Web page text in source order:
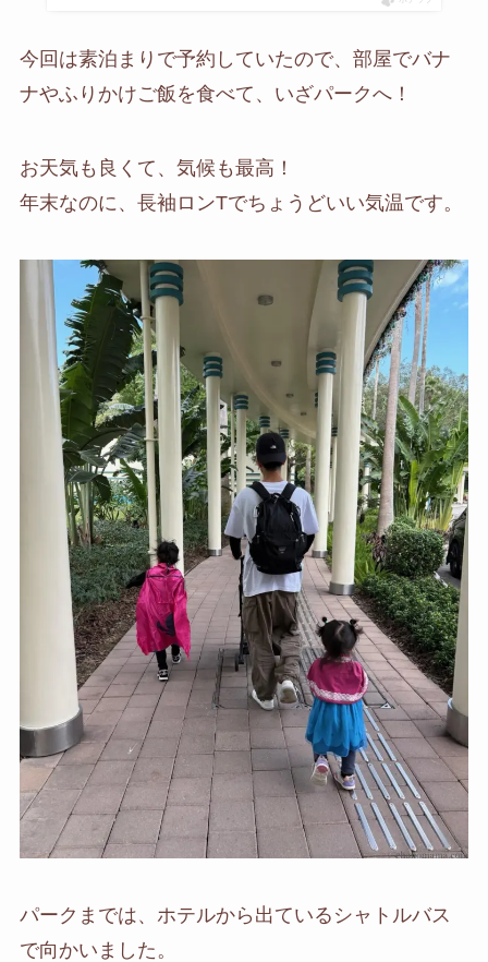
今回は素泊まりで予約していたので、部屋でバナ
ナやふりかけご飯を食べて、いざパークへ！
お天気も良くて、気候も最高！
年末なのに、長袖ロンTでちょうどいい気温です。
パークまでは、ホテルから出ているシャトルバス
で向かいました。